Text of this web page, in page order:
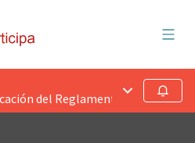
del Reglamento Orgánico de
Menú Seguir